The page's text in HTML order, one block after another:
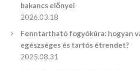
bakancs előnyei
2026.03.18
Fenntartható fogyókúra: hogyan
egészséges és tartós étrendet?
2025.08.31